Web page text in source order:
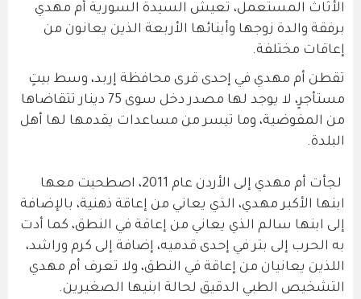
الأثاث المستعمل، تعيش السيدة السورية أم مهدي
برفقة والدة زوجها وأبنائها الأربعة الذين يعانون من
إعاقات مختلفة.
تقطن أم مهدي في إحدى قرى محافظة إربد، وسط بيتٍ
مستأجرٍ، لا يوجد لها مصدر دخل سوى 75 دينار تتقاضاها
من المفوضية، وما تيسر من مساعدات يقدمها لها أهل
البلدة.
لجأت أم مهدي إلى الأردن عام 2011، اصطحبت معها
ابنها الأكبر مهدي، الذي يعاني من إعاقة ذهنية، بالإضافة
إلى ابنها سالم الذي يعاني من إعاقة في النطق، كما أدت
به الحرب إلى بتر في إحدى قدميه، إضافة إلى كرم وراشد،
اللذين يعانيان من إعاقة في النطق، ولا تعرف أم مهدي
التشخيص الطبي الدقيق لحالة ابنيها الصغيرين.